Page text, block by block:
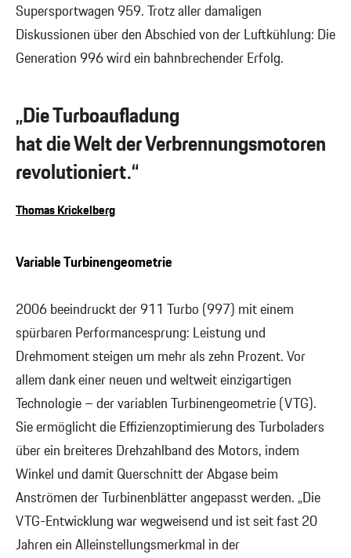
Supersportwagen 959. Trotz aller damaligen
Diskussionen über den Abschied von der Luftkühlung: Die
Generation 996 wird ein bahnbrechender Erfolg.
„Die Turboaufladung
hat die Welt der Verbrennungsmotoren
revolutioniert.“
Thomas Krickelberg
Variable Turbinengeometrie
2006 beeindruckt der 911 Turbo (997) mit einem
spürbaren Performancesprung: Leistung und
Drehmoment steigen um mehr als zehn Prozent. Vor
allem dank einer neuen und weltweit einzigartigen
Technologie – der variablen Turbinengeometrie (VTG).
Sie ermöglicht die Effizienzoptimierung des Turboladers
über ein breiteres Drehzahlband des Motors, indem
Winkel und damit Querschnitt der Abgase beim
Anströmen der Turbinenblätter angepasst werden. „Die
VTG-Entwicklung war wegweisend und ist seit fast 20
Jahren ein Alleinstellungsmerkmal in der